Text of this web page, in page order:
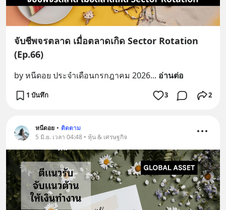
จับชีพจรตลาด เมื่อตลาดเกิด Sector Rotation
(Ep.66)
by หนีดอย ประจำเดือนกรกฎาคม 2026... อ่านต่อ
1 บันทึก 3 2
หนีดอย • ติดตาม
5 มิ.ย. เวลา 04:48 • หุ้น & เศรษฐกิจ